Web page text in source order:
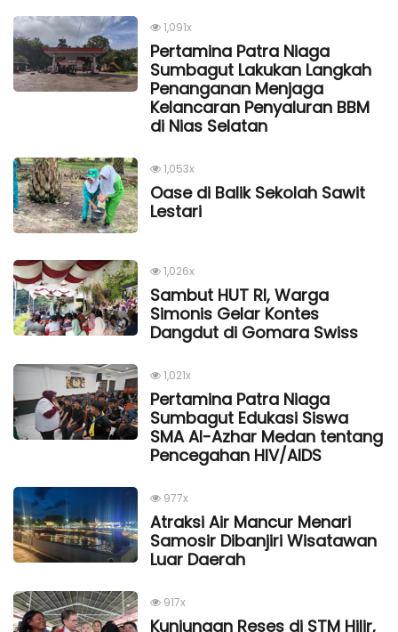
1,091x
Pertamina Patra Niaga
Sumbagut Lakukan Langkah
Penanganan Menjaga
Kelancaran Penyaluran BBM
di Nias Selatan
1,053x
Oase di Balik Sekolah Sawit
Lestari
1,026x
Sambut HUT RI, Warga
Simonis Gelar Kontes
Dangdut di Gomara Swiss
1,021x
Pertamina Patra Niaga
Sumbagut Edukasi Siswa
SMA Al-Azhar Medan tentang
Pencegahan HIV/AIDS
977x
Atraksi Air Mancur Menari
Samosir Dibanjiri Wisatawan
Luar Daerah
917x
Kunjungan Reses di STM Hilir,